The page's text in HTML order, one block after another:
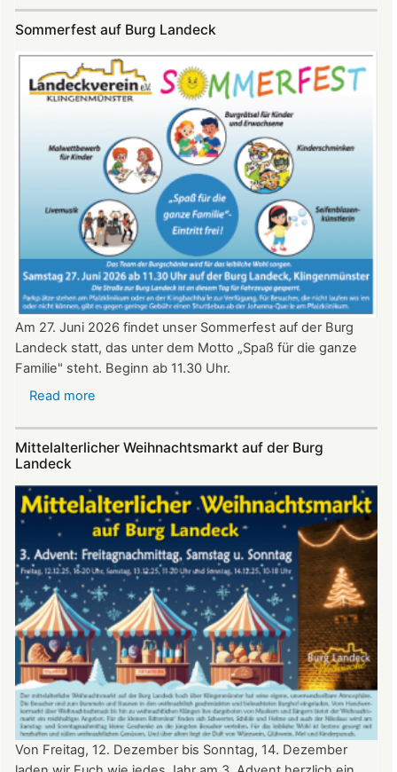
auf
Burg
Landeck
am
Juni
2026
ab
20:30
Uhr​​​​​​​​​​​​​​
Sommerfest auf Burg Landeck
Am 27. Juni 2026 findet unser Sommerfest auf der Burg
Landeck statt, das unter dem Motto „Spaß für die ganze
Familie" steht. Beginn ab 11.30 Uhr.
Read more
Burg
Mittelalterlicher Weihnachtsmarkt auf der Burg
Landeck
Von Freitag, 12. Dezember bis Sonntag, 14. Dezember